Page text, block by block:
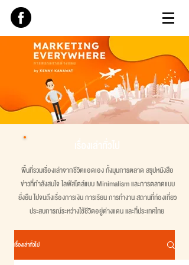
พื้นที่รวมเรื่องเล่าจากชีวิตแอดเอง ทั้งมุมการตลาด สรุปหนังสือ
ข่าวที่กำลังสนใจ ไลฟ์สไตล์แบบ Minimalism และการตลาดแบบ
ยั่งยืน ไปจนถึงเรื่องการเงิน การเรียน การทำงาน สถานที่ท่องเที่ยว
ประสบการณ์ระหว่างใช้ชีวิตอยู่ต่างแดน และที่ประเทศไทย
เรื่องเล่าทั่วไป